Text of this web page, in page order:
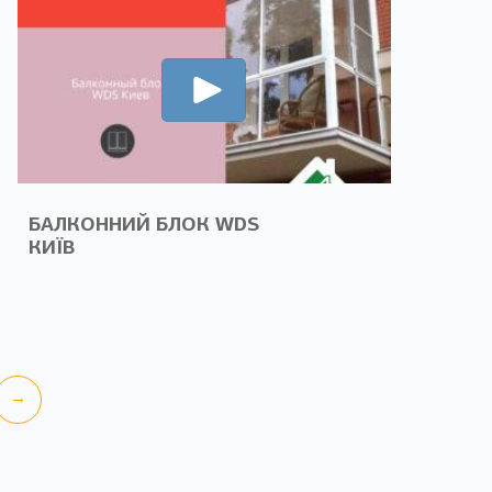
БАЛКОННИЙ БЛОК WDS
КИЇВ
→